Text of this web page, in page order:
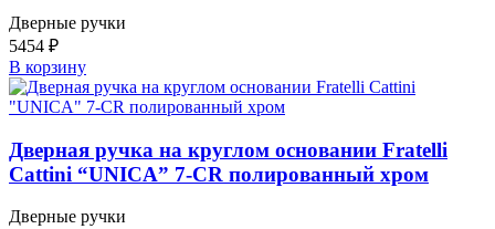
Дверные ручки
5454 ₽
В корзину
Дверная ручка на круглом основании Fratelli
Cattini “UNICA” 7-CR полированный хром
Дверные ручки